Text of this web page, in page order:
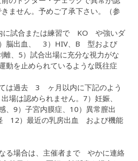
ません。予めご了承下さい。（参
試合または練習で KO や強いダ
）脳出血、 3）HIV、B 型および
、5）試合出場に充分な視力がな
動を止められているような既往症
は過去 3 ヶ月以内に下記のよう
場は認められません。7）妊娠、
、9）子宮内膜症、10）異常膣出
12）最近の乳房出血 および機能
る場合は、主催者まで やかに連絡